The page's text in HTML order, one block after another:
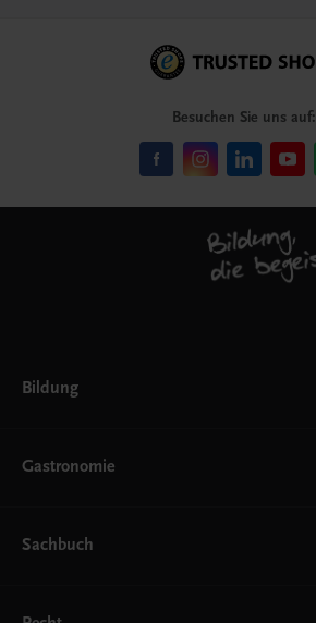
Besuchen Sie uns auf:
Bildung
AHS
EWF/ZWF
FW
Gastronomie
Getränke
Service
Sachbuch